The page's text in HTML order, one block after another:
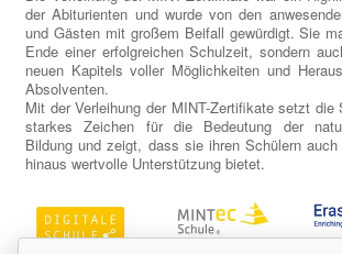
der Abiturienten und wurde von den
und Gästen mit großem Beifall gewürdigt. Sie
Ende einer erfolgreichen Schulzeit, sondern
neuen Kapitels voller Möglichkeiten und
Absolventen.
Mit der Verleihung der MINT-Zertifikate setzt die
starkes Zeichen für die Bedeutung der
Bildung und zeigt, dass sie ihren Schülern
hinaus wertvolle Unterstützung bietet.